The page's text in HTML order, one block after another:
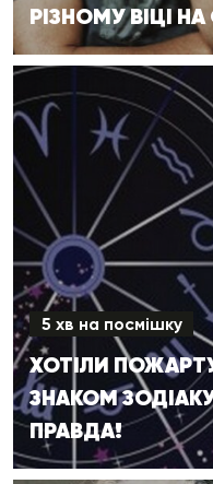
РІЗНОМУ ВІЦІ
5 хв на посмішку
ХОТІЛИ
ЗНАКОМ
ПРАВДА!